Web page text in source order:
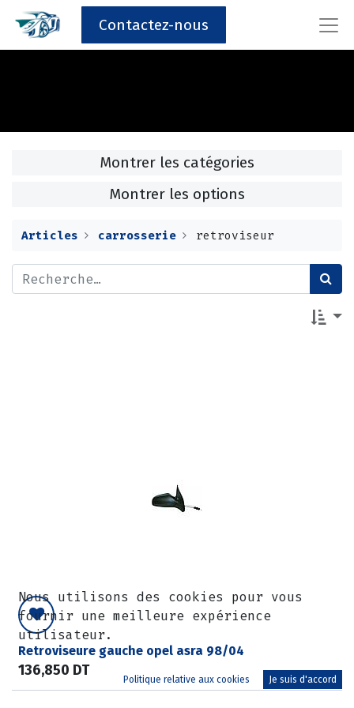
Contactez-nous
Montrer les catégories
Montrer les options
Articles carrosserie retroviseur
Retroviseure gauche opel asra 98/04
136,850 DT
Nous utilisons des cookies pour vous
fournir une meilleure expérience
utilisateur.
Politique relative aux cookies Je suis d'accord